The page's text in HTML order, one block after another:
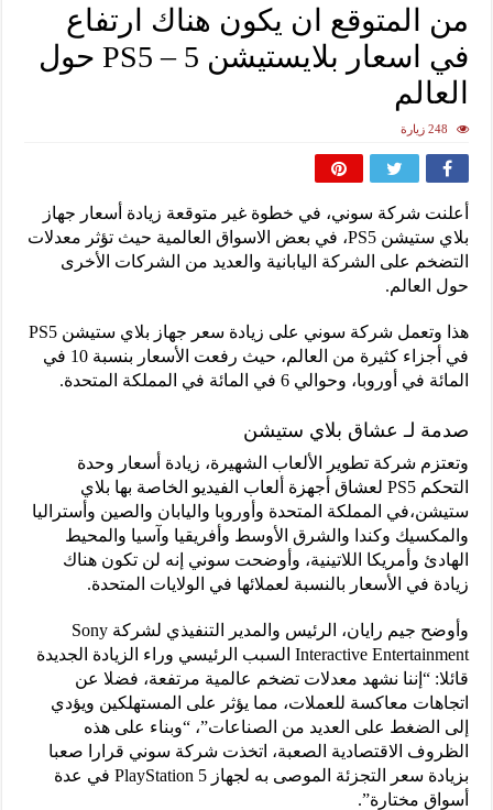
من المتوقع ان يكون هناك ارتفاع
في اسعار بلايستيشن 5 – PS5 حول
العالم
248 زيارة
أعلنت شركة سوني، في خطوة غير متوقعة زيادة أسعار جهاز
بلاي ستيشن PS5، في بعض الاسواق العالمية حيث تؤثر معدلات
التضخم على الشركة اليابانية والعديد من الشركات الأخرى
حول العالم.
هذا وتعمل شركة سوني على زيادة سعر جهاز بلاي ستيشن PS5
في أجزاء كثيرة من العالم، حيث رفعت الأسعار بنسبة 10 في
المائة في أوروبا، وحوالي 6 في المائة في المملكة المتحدة.
صدمة لـ عشاق بلاي ستيشن
وتعتزم شركة تطوير الألعاب الشهيرة، زيادة أسعار وحدة
التحكم PS5 لعشاق أجهزة ألعاب الفيديو الخاصة بها بلاي
ستيشن،في المملكة المتحدة وأوروبا واليابان والصين وأستراليا
والمكسيك وكندا والشرق الأوسط وأفريقيا وآسيا والمحيط
الهادئ وأمريكا اللاتينية، وأوضحت سوني إنه لن تكون هناك
زيادة في الأسعار بالنسبة لعملائها في الولايات المتحدة.
وأوضح جيم رايان، الرئيس والمدير التنفيذي لشركة Sony
Interactive Entertainment السبب الرئيسي وراء الزيادة الجديدة
قائلا: “إننا نشهد معدلات تضخم عالمية مرتفعة، فضلا عن
اتجاهات معاكسة للعملات، مما يؤثر على المستهلكين ويؤدي
إلى الضغط على العديد من الصناعات”، “وبناء على هذه
الظروف الاقتصادية الصعبة، اتخذت شركة سوني قرارا صعبا
بزيادة سعر التجزئة الموصى به لجهاز PlayStation 5 في عدة
أسواق مختارة”.